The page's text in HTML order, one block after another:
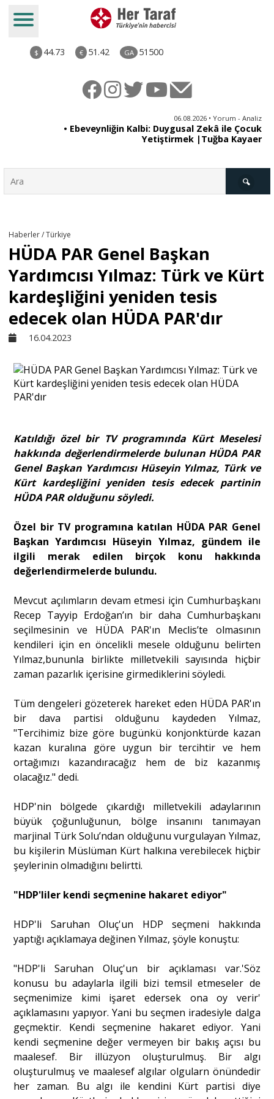
$ 44.73 € 51.42 GA 51500
06.08.2026 • Yorum - Analiz
• Ebeveynliğin Kalbi: Duygusal Zekâ ile Çocuk
Yetiştirmek |Tuğba Kayaer
Derkenar
Sivil Toplum
Ekonomi
Yorum - Analiz
Söyleşi
Yazı Dizisi
Yazarlar
Eğitim
Dosya Haber
Ankara Analiz
Haberler / Türkiye
HÜDA PAR Genel Başkan
Yardımcısı Yılmaz: Türk ve Kürt
kardeşliğini yeniden tesis
edecek olan HÜDA PAR'dır
16.04.2023
Katıldığı özel bir TV programında Kürt Meselesi
hakkında değerlendirmelerde bulunan HÜDA PAR
Genel Başkan Yardımcısı Hüseyin Yılmaz, Türk ve
Kürt kardeşliğini yeniden tesis edecek partinin
HÜDA PAR olduğunu söyledi.
Özel bir TV programına katılan HÜDA PAR Genel
Başkan Yardımcısı Hüseyin Yılmaz, gündem ile
ilgili merak edilen birçok konu hakkında
değerlendirmelerde bulundu.
Mevcut açılımların devam etmesi için Cumhurbaşkanı
Recep Tayyip Erdoğan’ın bir daha Cumhurbaşkanı
seçilmesinin ve HÜDA PAR'ın Meclis’te olmasının
kendileri için en öncelikli mesele olduğunu belirten
Yılmaz,bununla birlikte milletvekili sayısında hiçbir
zaman pazarlık içerisine girmediklerini söyledi.
Tüm dengeleri gözeterek hareket eden HÜDA PAR'ın
bir dava partisi olduğunu kaydeden Yılmaz,
"Tercihimiz bize göre bugünkü konjonktürde kazan
kazan kuralına göre uygun bir tercihtir ve hem
ortağımızı kazandıracağız hem de biz kazanmış
olacağız." dedi.
HDP'nin bölgede çıkardığı milletvekili adaylarının
büyük çoğunluğunun, bölge insanını tanımayan
marjinal Türk Solu’ndan olduğunu vurgulayan Yılmaz,
bu kişilerin Müslüman Kürt halkına verebilecek hiçbir
şeylerinin olmadığını belirtti.
"HDP'liler kendi seçmenine hakaret ediyor"
HDP'li Saruhan Oluç'un HDP seçmeni hakkında
yaptığı açıklamaya değinen Yılmaz, şöyle konuştu:
"HDP'li Saruhan Oluç'un bir açıklaması var.'Söz
konusu bu adaylarla ilgili bizi temsil etmeseler de
seçmenimize kimi işaret edersek ona oy verir'
açıklamasını yapıyor. Yani bu seçmen iradesiyle dalga
geçmektir. Kendi seçmenine hakaret ediyor. Yani
kendi seçmenine değer vermeyen bir bakış açısı bu
maalesef. Bir illüzyon oluşturulmuş. Bir algı
oluşturulmuş ve maalesef algılar olgularn önündedir
her zaman. Bu algı ile kendini Kürt partisi diye